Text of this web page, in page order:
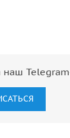
наш